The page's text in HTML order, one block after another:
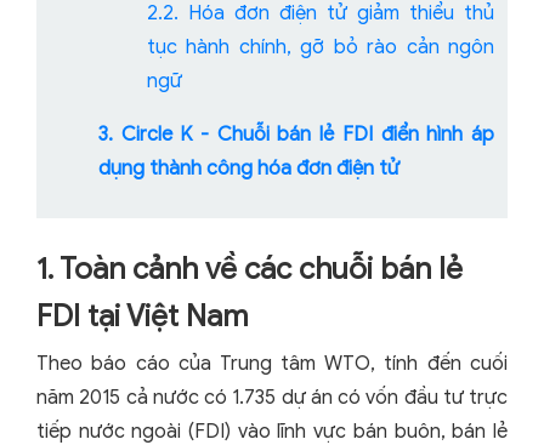
2.2. Hóa đơn điện tử giảm thiểu thủ
tục hành chính, gỡ bỏ rào cản ngôn
ngữ
3. Circle K - Chuỗi bán lẻ FDI điển hình áp
dụng thành công hóa đơn điện tử
1. Toàn cảnh về các chuỗi bán lẻ
FDI tại Việt Nam
Theo báo cáo của Trung tâm WTO, tính đến cuối
năm 2015 cả nước có 1.735 dự án có vốn đầu tư trực
tiếp nước ngoài (FDI) vào lĩnh vực bán buôn, bán lẻ